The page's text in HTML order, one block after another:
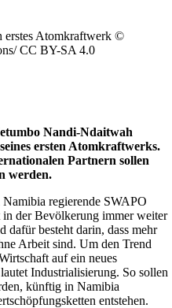
erstes Atomkraftwerk ©
CC BY-SA 4.0
Nandi-Ndaitwah
ersten Atomkraftwerks.
Partnern sollen
werden.
regierende SWAPO
der Bevölkerung immer weiter
besteht darin, dass mehr
Arbeit sind. Um den Trend
auf ein neues
Industrialisierung. So sollen
künftig in Namibia
entstehen.